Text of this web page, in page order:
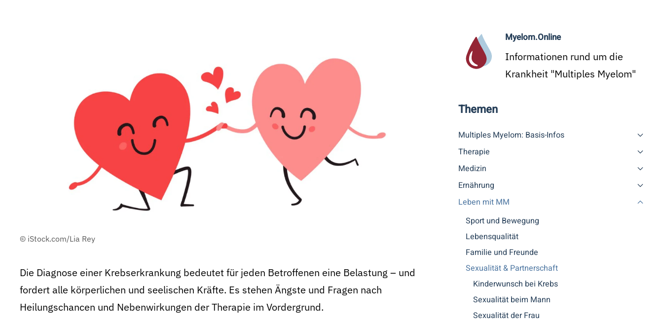
© iStock.com/Lia Rey
Die Diagnose einer Krebserkrankung bedeutet für jeden Betroffenen eine Belastung – und
fordert alle körperlichen und seelischen Kräfte. Es stehen Ängste und Fragen nach
Heilungschancen und Nebenwirkungen der Therapie im Vordergrund.
Myelom.Online
Informationen rund um die
Krankheit "Multiples Myelom"
Themen
Multiples Myelom: Basis-Infos
Therapie
Medizin
Ernährung
Leben mit MM
Sport und Bewegung
Lebensqualität
Familie und Freunde
Sexualität & Partnerschaft
Kinderwunsch bei Krebs
Sexualität beim Mann
Sexualität der Frau